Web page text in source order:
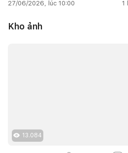
27/06/2026, lúc 10:00 1
Kho ảnh
13.084